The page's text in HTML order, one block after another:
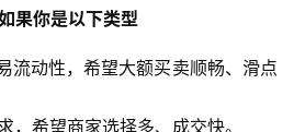
果你是以下类型
流动性，希望大额买卖顺畅、滑点
，希望商家选择多、成交快。